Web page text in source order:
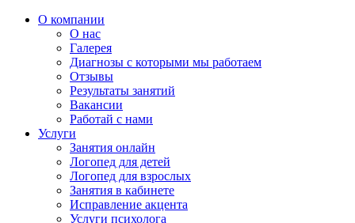
О компании
О нас
Галерея
Диагнозы с которыми мы работаем
Отзывы
Результаты занятий
Вакансии
Работай с нами
Услуги
Занятия онлайн
Логопед для детей
Логопед для взрослых
Занятия в кабинете
Исправление акцента
Услуги психолога